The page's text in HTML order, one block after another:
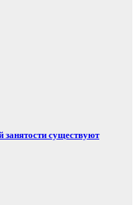
занятости существуют